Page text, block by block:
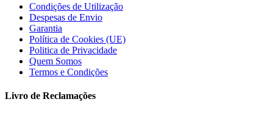
Condições de Utilização
Despesas de Envio
Garantia
Política de Cookies (UE)
Politica de Privacidade
Quem Somos
Termos e Condições
Livro de Reclamações